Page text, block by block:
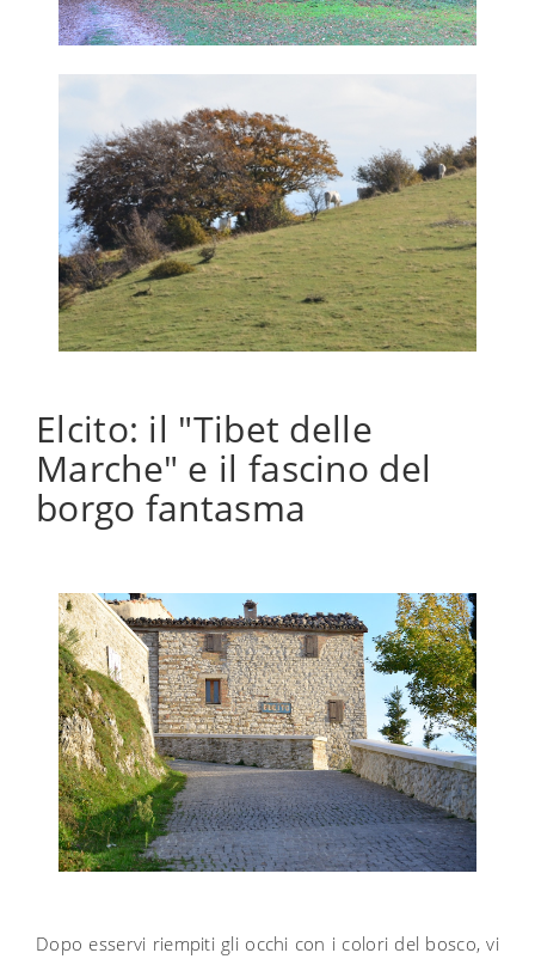
Elcito: il "Tibet delle
Marche" e il fascino del
borgo fantasma
Dopo esservi riempiti gli occhi con i colori del bosco, vi